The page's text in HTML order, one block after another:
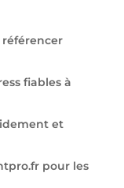
fiables à
et
pour les